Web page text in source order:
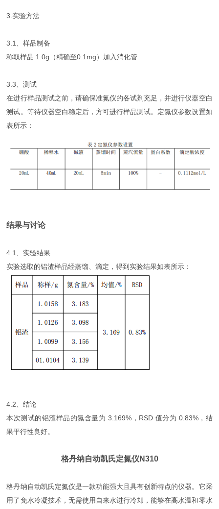
3.实验方法
3.1、样品制备
称取样品 1.0g（精确至0.1mg）加入消化管
3.3、测试
在进行样品测试之前，请确保准氮仪的各试剂充足，并进行仪器空白
测试。等待仪器空白稳定后，方可进行样品测试。定氮仪参数设置如
表所示：
结果与讨论
4.1、实验结果
实验选取的铝渣样品经蒸馏、滴定，得到实验结果如表所示：
4.2、结论
本次测试的铝渣样品的氮含量为 3.169%，RSD 值分为 0.83%，结
果平行性良好。
格丹纳自动凯氏定氮仪N310
格丹纳自动凯氏定氮仪是一款功能强大且具有创新特点的仪器。它采
用了免水冷凝技术，无需使用自来水进行冷却，能够在高水温和零水